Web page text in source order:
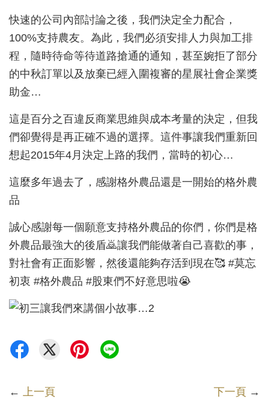
快速的公司內部討論之後，我們決定全力配合，
100%支持農友。為此，我們必須安排人力與加工排
程，隨時待命等待道路搶通的通知，甚至婉拒了部分
的中秋訂單以及放棄已經入圍複審的星展社會企業獎
助金…
這是百分之百違反商業思維與成本考量的決定，但我
們卻覺得是再正確不過的選擇。這件事讓我們重新回
想起2015年4月決定上路的我們，當時的初心…
這麼多年過去了，感謝格外農品還是一開始的格外農
品
誠心感謝每一個願意支持格外農品的你們，你們是格
外農品最強大的後盾🙇讓我們能做著自己喜歡的事，
對社會有正面影響，然後還能夠存活到現在🥰 #莫忘
初衷 #格外農品 #股東們不好意思啦😭
← 上一頁 下一頁 →